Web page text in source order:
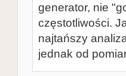
generator, nie
częstotliwości.
najtańszy
jednak od